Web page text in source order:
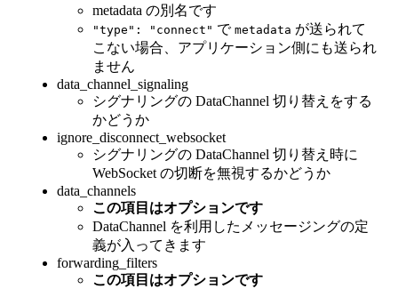
metadata の別名です
"type": "connect" で metadata が送られて
こない場合、アプリケーション側にも送られ
ません
data_channel_signaling
シグナリングの DataChannel 切り替えをする
かどうか
ignore_disconnect_websocket
シグナリングの DataChannel 切り替え時に
WebSocket の切断を無視するかどうか
data_channels
この項目はオプションです
DataChannel を利用したメッセージングの定
義が入ってきます
forwarding_filters
この項目はオプションです